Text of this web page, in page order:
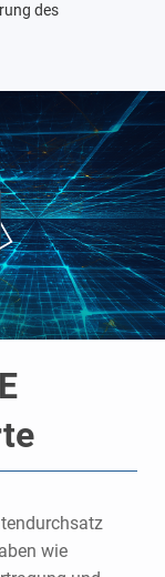
des
wie